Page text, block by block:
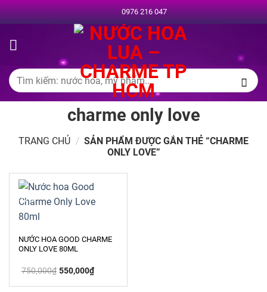
Chuyển
đến
dung
0976 216 047
Tìm
kiếm:
charme only love
TRANG CHỦ / SẢN PHẨM ĐƯỢC GẮN THẺ “CHARME
ONLY LOVE”
-27%
NƯỚC HOA GOOD CHARME
ONLY LOVE 80ML
750,000₫ Giá
gốc
550,000₫Giá
hiện